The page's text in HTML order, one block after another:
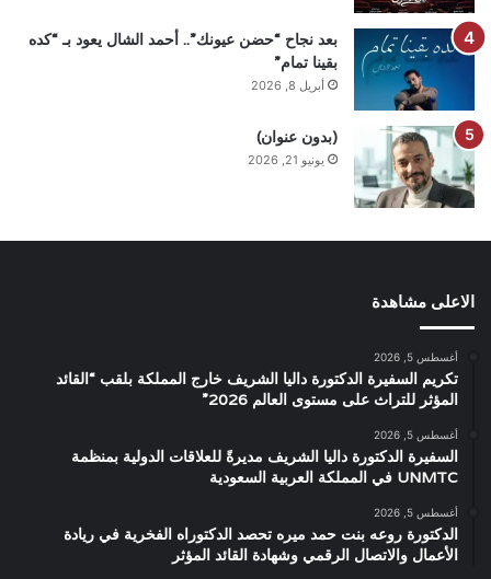
بعد نجاح “حضن عيونك”.. أحمد الشال يعود بـ “كده
بقينا تمام”
أبريل 8, 2026
(بدون عنوان)
يونيو 21, 2026
الاعلى مشاهدة
أغسطس 5, 2026
تكريم السفيرة الدكتورة داليا الشريف خارج المملكة بلقب “القائد
المؤثر للتراث على مستوى العالم 2026”
أغسطس 5, 2026
السفيرة الدكتورة داليا الشريف مديرةً للعلاقات الدولية بمنظمة
UNMTC في المملكة العربية السعودية
أغسطس 5, 2026
الدكتورة روعه بنت حمد ميره تحصد الدكتوراه الفخرية في ريادة
الأعمال والاتصال الرقمي وشهادة القائد المؤثر